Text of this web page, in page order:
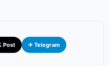
Post ✈ Telegram